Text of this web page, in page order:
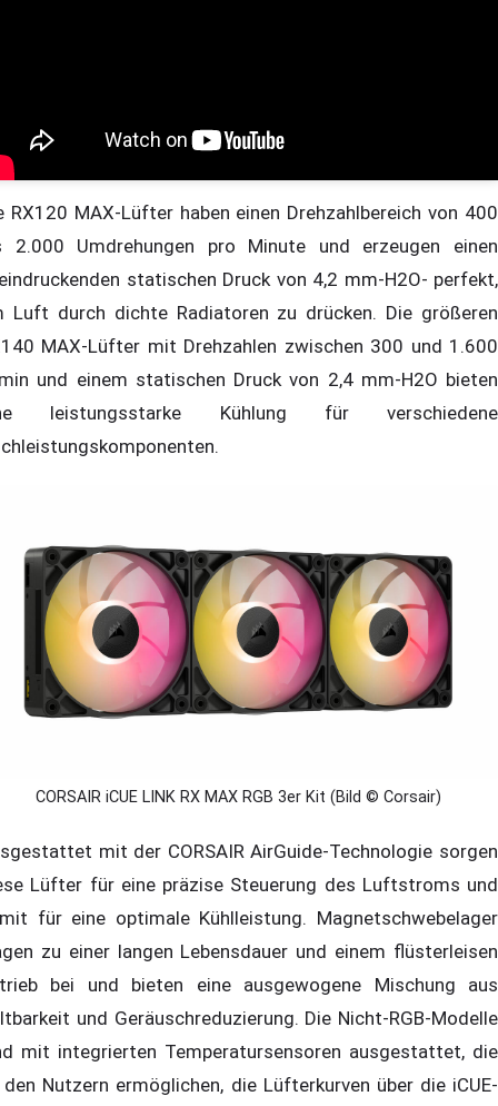
RX120 MAX-Lüfter haben einen Drehzahlbereich von 400
2.000 Umdrehungen pro Minute und erzeugen einen
statischen Druck von 4,2 mm-H2O- perfekt,
Luft durch dichte Radiatoren zu drücken. Die größeren
MAX-Lüfter mit Drehzahlen zwischen 300 und 1.600
und einem statischen Druck von 2,4 mm-H2O bieten
leistungsstarke Kühlung für verschiedene
CORSAIR iCUE LINK RX MAX RGB 3er Kit (Bild © Corsair)
mit der CORSAIR AirGuide-Technologie sorgen
Lüfter für eine präzise Steuerung des Luftstroms und
für eine optimale Kühlleistung. Magnetschwebelager
zu einer langen Lebensdauer und einem flüsterleisen
bei und bieten eine ausgewogene Mischung aus
und Geräuschreduzierung. Die Nicht-RGB-Modelle
mit integrierten Temperatursensoren ausgestattet, die
Nutzern ermöglichen, die Lüfterkurven über die iCUE-